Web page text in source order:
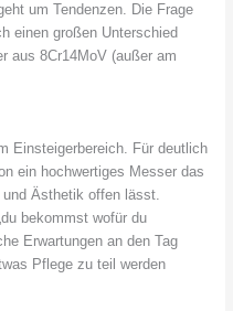
um Tendenzen. Die Frage
einen großen Unterschied
aus 8Cr14MoV (außer am
Einsteigerbereich. Für deutlich
ein hochwertiges Messer das
Ästhetik offen lässt.
bekommst wofür du
Erwartungen an den Tag
Pflege zu teil werden